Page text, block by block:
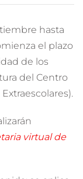
hasta
el plazo
de los
del Centro
virtual de